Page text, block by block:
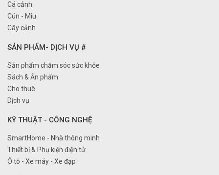
Cá cảnh
Cún - Miu
Cây cảnh
SẢN PHẨM- DỊCH VỤ #
Sản phẩm chăm sóc sức khỏe
Sách & Ấn phẩm
Cho thuê
Dịch vụ
KỸ THUẬT - CÔNG NGHỆ
SmartHome - Nhà thông minh
Thiết bị & Phụ kiện điện tử
Ô tô - Xe máy - Xe đạp